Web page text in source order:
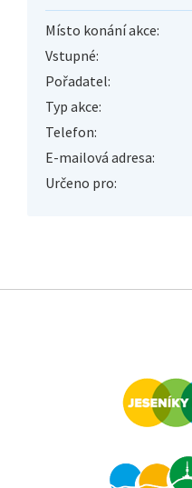
Místo konání akce:
Vstupné:
Pořadatel:
Typ akce:
Telefon:
E-mailová adresa:
Určeno pro: